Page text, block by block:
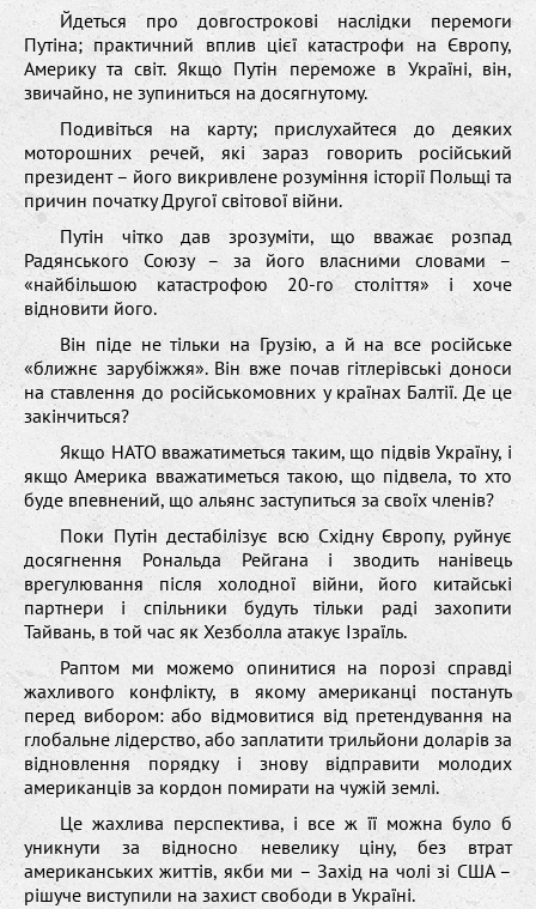
Йдеться про довгострокові наслідки перемоги
Путіна; практичний вплив цієї катастрофи на Європу,
Америку та світ. Якщо Путін переможе в Україні, він,
звичайно, не зупиниться на досягнутому.
Подивіться на карту; прислухайтеся до деяких
моторошних речей, які зараз говорить російський
президент – його викривлене розуміння історії Польщі та
причин початку Другої світової війни.
Путін чітко дав зрозуміти, що вважає розпад
Радянського Союзу – за його власними словами –
«найбільшою катастрофою 20-го століття» і хоче
відновити його.
Він піде не тільки на Грузію, а й на все російське
«ближнє зарубіжжя». Він вже почав гітлерівські доноси
на ставлення до російськомовних у країнах Балтії. Де це
закінчиться?
Якщо НАТО вважатиметься таким, що підвів Україну, і
якщо Америка вважатиметься такою, що підвела, то хто
буде впевнений, що альянс заступиться за своїх членів?
Поки Путін дестабілізує всю Східну Європу, руйнує
досягнення Рональда Рейгана і зводить нанівець
врегулювання після холодної війни, його китайські
партнери і спільники будуть тільки раді захопити
Тайвань, в той час як Хезболла атакує Ізраїль.
Раптом ми можемо опинитися на порозі справді
жахливого конфлікту, в якому американці постануть
перед вибором: або відмовитися від претендування на
глобальне лідерство, або заплатити трильйони доларів за
відновлення порядку і знову відправити молодих
американців за кордон помирати на чужій землі.
Це жахлива перспектива, і все ж її можна було б
уникнути за відносно невелику ціну, без втрат
американських життів, якби ми – Захід на чолі зі США –
рішуче виступили на захист свободи в Україні.